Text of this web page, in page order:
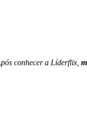
conhecer a Líderflix,